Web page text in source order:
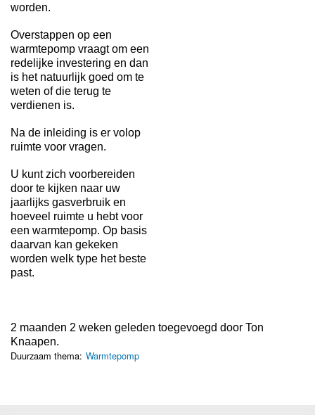
worden.
Overstappen op een
warmtepomp vraagt om een
redelijke investering en dan
is het natuurlijk goed om te
weten of die terug te
verdienen is.
Na de inleiding is er volop
ruimte voor vragen.
U kunt zich voorbereiden
door te kijken naar uw
jaarlijks gasverbruik en
hoeveel ruimte u hebt voor
een warmtepomp. Op basis
daarvan kan gekeken
worden welk type het beste
past.
2 maanden 2 weken geleden toegevoegd door Ton
Knaapen.
Duurzaam thema: Warmtepomp